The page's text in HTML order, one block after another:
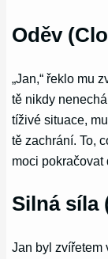
Oděv
„Jan,“ řeklo mu
tě nikdy
tíživé situace,
tě zachrání. To,
moci pokračovat
Silná síla
Jan byl zvířetem